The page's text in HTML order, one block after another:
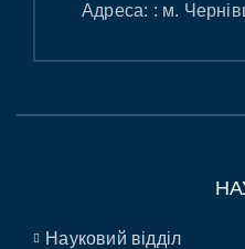
Адреса: : м.
Науковий відділ